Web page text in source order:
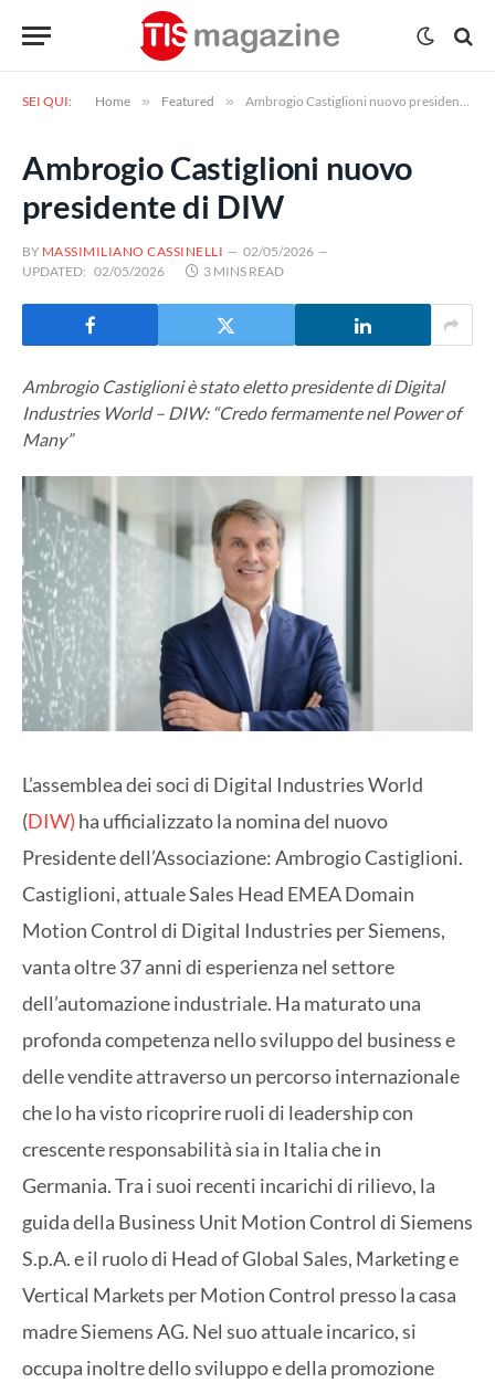
SEI QUI: Home » Featured » Ambrogio Castiglioni nuovo presidente di DIW
Ambrogio Castiglioni nuovo
presidente di DIW
BY MASSIMILIANO CASSINELLI
02/05/2026
UPDATED: 02/05/2026 3 MINS READ
Ambrogio Castiglioni è stato eletto presidente di Digital
Industries World – DIW: “Credo fermamente nel Power of
Many”
L’assemblea dei soci di Digital Industries World
(DIW) ha ufficializzato la nomina del nuovo
Presidente dell’Associazione: Ambrogio Castiglioni.
Castiglioni, attuale Sales Head EMEA Domain
Motion Control di Digital Industries per Siemens,
vanta oltre 37 anni di esperienza nel settore
dell’automazione industriale. Ha maturato una
profonda competenza nello sviluppo del business e
delle vendite attraverso un percorso internazionale
che lo ha visto ricoprire ruoli di leadership con
crescente responsabilità sia in Italia che in
Germania. Tra i suoi recenti incarichi di rilievo, la
guida della Business Unit Motion Control di Siemens
S.p.A. e il ruolo di Head of Global Sales, Marketing e
Vertical Markets per Motion Control presso la casa
madre Siemens AG. Nel suo attuale incarico, si
occupa inoltre dello sviluppo e della promozione